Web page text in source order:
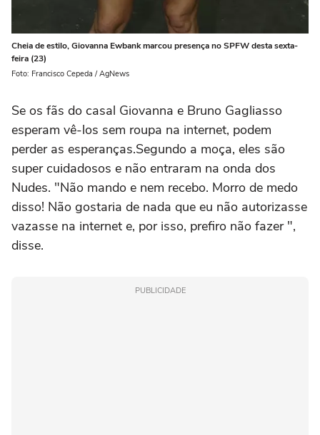
Cheia de estilo, Giovanna Ewbank marcou presença no SPFW desta sexta-
feira (23)
Foto: Francisco Cepeda / AgNews
Se os fãs do casal Giovanna e Bruno Gagliasso
esperam vê-los sem roupa na internet, podem
perder as esperanças.Segundo a moça, eles são
super cuidadosos e não entraram na onda dos
Nudes. "Não mando e nem recebo. Morro de medo
disso! Não gostaria de nada que eu não autorizasse
vazasse na internet e, por isso, prefiro não fazer ",
disse.
PUBLICIDADE